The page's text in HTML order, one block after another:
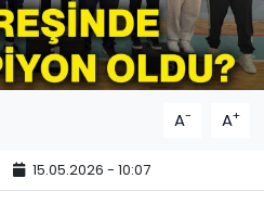
A- A+
15.05.2026 - 10:07